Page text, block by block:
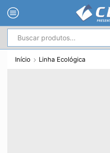
Início Linha Ecológica